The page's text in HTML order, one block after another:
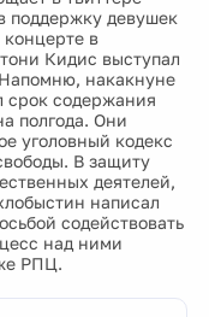
поддержку девушек
в
Кидис выступал
накакнуне
срок содержания
полгода. Они
уголовный кодекс
В защиту
деятелей,
написал
содействовать
над ними
РПЦ.